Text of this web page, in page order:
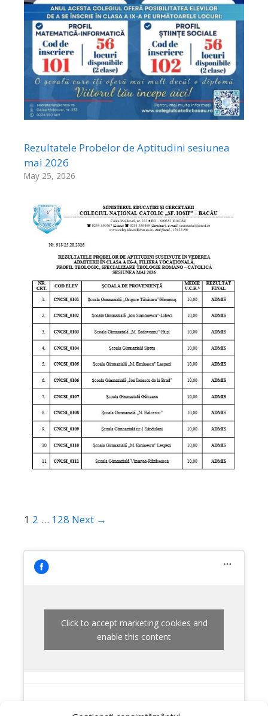
Rezultatele Probelor de Aptitudini sesiunea
mai 2026
May 25, 2026
1 2 … 128 Next →
Click to accept marketing cookies and
enable this content